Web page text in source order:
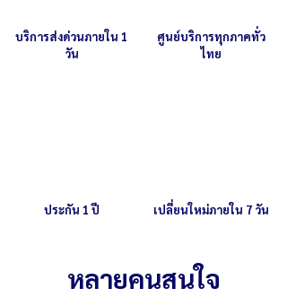
บริการส่งด่วนภายใน 1
วัน
ศูนย์บริการทุกภาคทั่ว
ไทย
ประกัน 1 ปี เปลี่ยนใหม่ภายใน 7 วัน
หลายคนสนใจ